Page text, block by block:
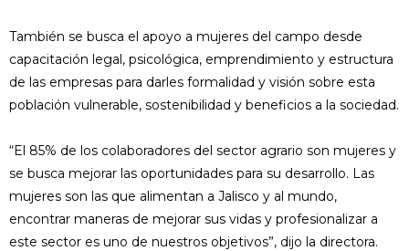
También se busca el apoyo a mujeres del campo desde
capacitación legal, psicológica, emprendimiento y estructura
de las empresas para darles formalidad y visión sobre esta
población vulnerable, sostenibilidad y beneficios a la sociedad.
“El 85% de los colaboradores del sector agrario son mujeres y
se busca mejorar las oportunidades para su desarrollo. Las
mujeres son las que alimentan a Jalisco y al mundo,
encontrar maneras de mejorar sus vidas y profesionalizar a
este sector es uno de nuestros objetivos”, dijo la directora.